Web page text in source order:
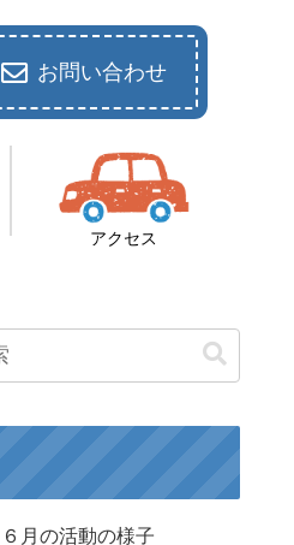
お問い合わせ
アクセス
６月の活動の様子